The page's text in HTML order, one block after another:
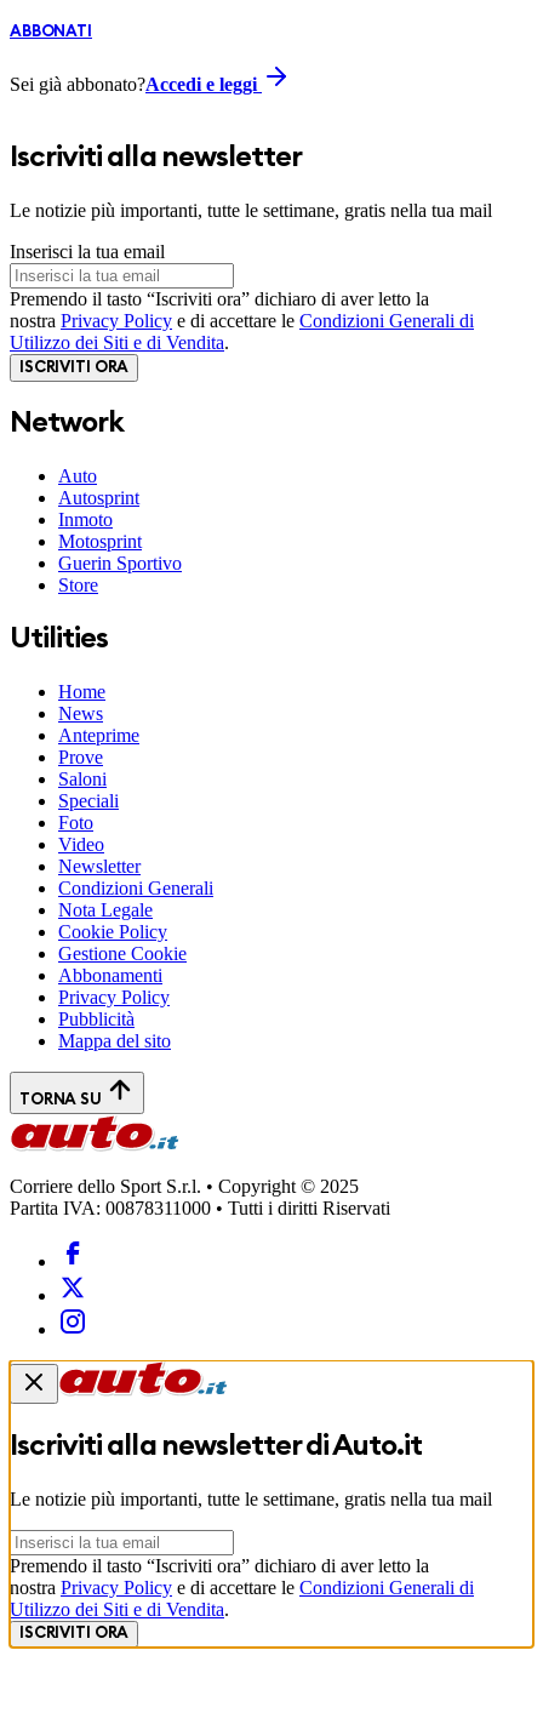
ABBONATI
Sei già abbonato?Accedi e leggi
Iscriviti alla newsletter
Le notizie più importanti, tutte le settimane, gratis nella tua mail
Inserisci la tua email
Premendo il tasto “Iscriviti ora” dichiaro di aver letto la
nostra Privacy Policy e di accettare le Condizioni Generali di
Utilizzo dei Siti e di Vendita.
ISCRIVITI ORA
Network
Auto
Autosprint
Inmoto
Motosprint
Guerin Sportivo
Store
Utilities
Home
News
Anteprime
Prove
Saloni
Speciali
Foto
Video
Newsletter
Condizioni Generali
Nota Legale
Cookie Policy
Gestione Cookie
Abbonamenti
Privacy Policy
Pubblicità
Mappa del sito
TORNA SU
Corriere dello Sport S.r.l. • Copyright © 2025
Partita IVA: 00878311000 • Tutti i diritti Riservati
Iscriviti alla newsletter diAuto.it
Le notizie più importanti, tutte le settimane, gratis nella tua mail
Premendo il tasto “Iscriviti ora” dichiaro di aver letto la
nostra Privacy Policy e di accettare le Condizioni Generali di
Utilizzo dei Siti e di Vendita.
ISCRIVITI ORA